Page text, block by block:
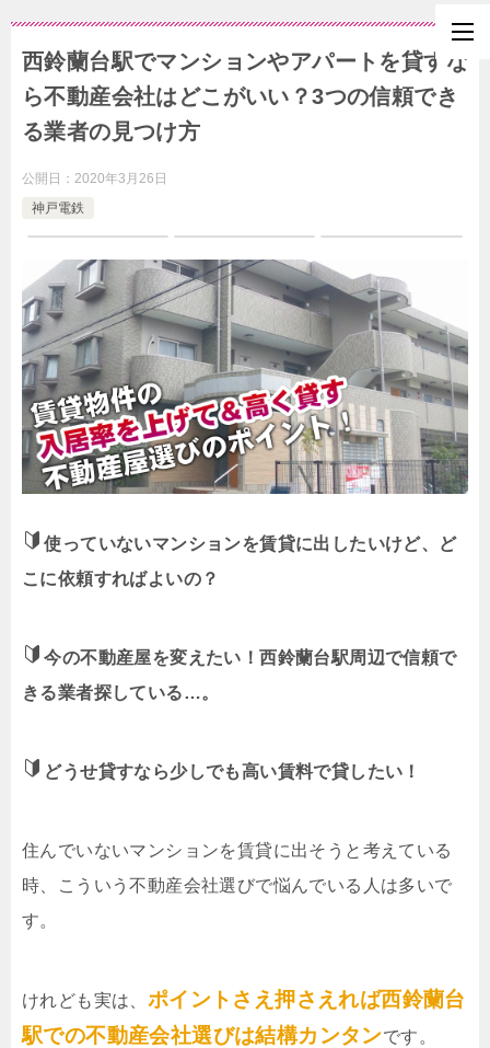
西鈴蘭台駅でマンションやアパートを貸すな
ら不動産会社はどこがいい？3つの信頼でき
る業者の見つけ方
公開日： 2020年3月26日
神戸電鉄
使っていないマンションを賃貸に出したいけど、ど
こに依頼すればよいの？
今の不動産屋を変えたい！西鈴蘭台駅周辺で信頼で
きる業者探している…。
どうせ貸すなら少しでも高い賃料で貸したい！
住んでいないマンションを賃貸に出そうと考えている
時、こういう不動産会社選びで悩んでいる人は多いで
す。
けれども実は、 ポイントさえ押さえれば西鈴蘭台
駅での不動産会社選びは結構カンタンです。